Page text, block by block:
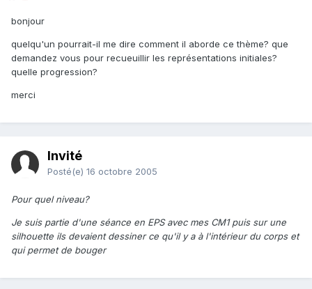
bonjour
quelqu'un pourrait-il me dire comment il aborde ce thème? que
demandez vous pour recueuillir les représentations initiales?
quelle progression?
merci
Invité
Posté(e) 16 octobre 2005
Pour quel niveau?
Je suis partie d'une séance en EPS avec mes CM1 puis sur une
silhouette ils devaient dessiner ce qu'il y a à l'intérieur du corps et
qui permet de bouger